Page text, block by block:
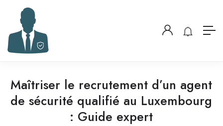
Maîtriser le recrutement d’un agent
de sécurité qualifié au Luxembourg
: Guide expert